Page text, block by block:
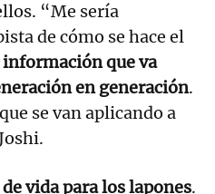
“Me sería
de cómo se hace el
información que va
en generación.
se van aplicando a
vida para los lapones.